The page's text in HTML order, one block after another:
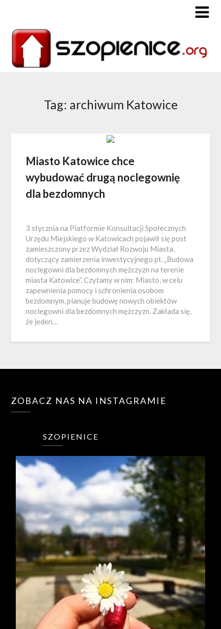
Tag: archiwum Katowice
Miasto Katowice chce
wybudować drugą noclegownię
dla bezdomnych
3 stycznia na Platformie Konsultacji Społecznych
Urzędu Miejskiego w Katowicach pojawił się post
zamieszczony przez Wydział Rozwoju Miasta,
dotyczący zamierzenia inwestycyjnego pt. „Budowa
noclegowni dla bezdomnych mężczyzn na terenie
miasta Katowice”. Czytamy w nim: Miasto, w celu
zapewnienia pomocy i schronienia osobom
bezdomnym, planuje budowę nowych obiektów
noclegowni dla bezdomnych mężczyzn. Zakłada się,
że jeden…
ZOBACZ NAS NA INSTAGRAMIE
SZOPIENICE